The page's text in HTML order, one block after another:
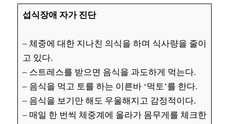
섭식장애 자가 진단
– 체중에 대한 지나친 의식을 하며 식사량을 줄이
고 있다.
– 스트레스를 받으면 음식을 과도하게 먹는다.
– 음식을 먹고 토를 하는 이른바 ‘먹토’를 한다.
– 음식을 보기만 해도 우울해지고 감정적이다.
– 매일 한 번씩 체중계에 올라가 몸무게를 체크한